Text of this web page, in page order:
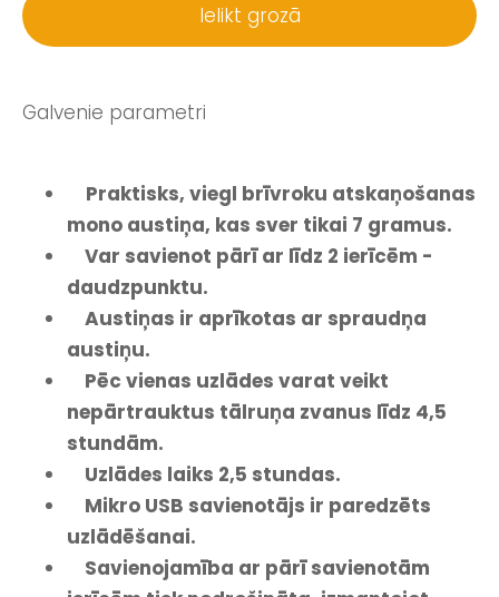
Ielikt grozā
Galvenie parametri
Praktisks, viegl brīvroku atskaņošanas
mono austiņa, kas sver tikai 7 gramus.
Var savienot pārī ar līdz 2 ierīcēm -
daudzpunktu.
Austiņas ir aprīkotas ar spraudņa
austiņu.
Pēc vienas uzlādes varat veikt
nepārtrauktus tālruņa zvanus līdz 4,5
stundām.
Uzlādes laiks 2,5 stundas.
Mikro USB savienotājs ir paredzēts
uzlādēšanai.
Savienojamība ar pārī savienotām